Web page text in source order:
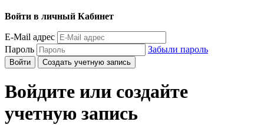
Войти в личный Кабинет
E-Mail адрес
Пароль
Забыли пароль
Войти Создать учетную запись
Войдите или создайте
учетную запись